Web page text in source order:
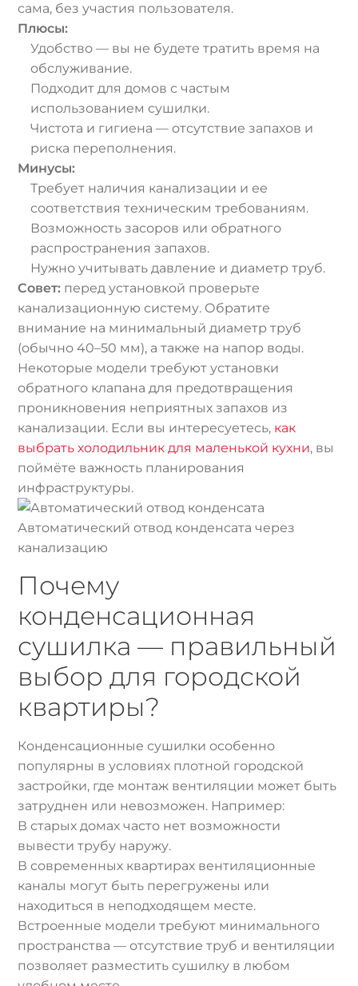
сама, без участия пользователя.
Плюсы:
Удобство — вы не будете тратить время на
обслуживание.
Подходит для домов с частым
использованием сушилки.
Чистота и гигиена — отсутствие запахов и
риска переполнения.
Минусы:
Требует наличия канализации и ее
соответствия техническим требованиям.
Возможность засоров или обратного
распространения запахов.
Нужно учитывать давление и диаметр труб.
Совет: перед установкой проверьте
канализационную систему. Обратите
внимание на минимальный диаметр труб
(обычно 40–50 мм), а также на напор воды.
Некоторые модели требуют установки
обратного клапана для предотвращения
проникновения неприятных запахов из
канализации. Если вы интересуетесь, как
выбрать холодильник для маленькой кухни, вы
поймёте важность планирования
инфраструктуры.
Автоматический отвод конденсата через
канализацию
Почему
конденсационная
сушилка — правильный
выбор для городской
квартиры?
Конденсационные сушилки особенно
популярны в условиях плотной городской
застройки, где монтаж вентиляции может быть
затруднен или невозможен. Например:
В старых домах часто нет возможности
вывести трубу наружу.
В современных квартирах вентиляционные
каналы могут быть перегружены или
находиться в неподходящем месте.
Встроенные модели требуют минимального
пространства — отсутствие труб и вентиляции
позволяет разместить сушилку в любом